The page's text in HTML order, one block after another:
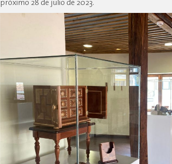
próximo 28 de julio de 2023.